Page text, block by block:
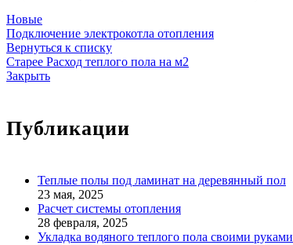
Новые
Подключение электрокотла отопления
Вернуться к списку
Старее Расход теплого пола на м2
Закрыть
Публикации
Теплые полы под ламинат на деревянный пол
23 мая, 2025
Расчет системы отопления
28 февраля, 2025
Укладка водяного теплого пола своими руками